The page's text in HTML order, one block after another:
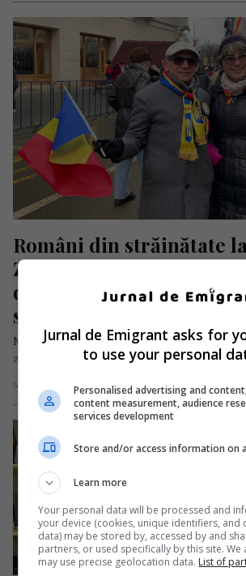
Români din străinătate
Ziua Unirii: „Suntem
de ani din țară, dar ne
suntem români”
Marți, 24 ianuarie 2023, peste 7.000 de
zone ale Moldovei s-au adunat la Iași, în
Scris de Daniela Stoica - miercuri, 25 ianuarie 2023
Jurnal de Emigrant asks for
to use your personal
Personalised advertising and
content measurement, audience
services development
Store and/or access information on
Learn more
Your personal data will be processed and
your device (cookies, unique identifiers, and
data) may be stored by, accessed by and
partners, or used specifically by this site.
may use precise geolocation data. List of